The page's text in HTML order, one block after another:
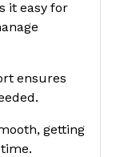
it easy for
ensures
getting